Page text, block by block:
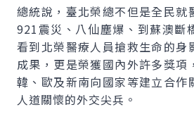
總統說，臺北榮總不但是全民就
921震災、八仙塵爆、到蘇澳斷
看到北榮醫療人員搶救生命的身
成果，更是榮獲國內外許多獎項
韓、歐及新南向國家等建立合作
人道關懷的外交尖兵。